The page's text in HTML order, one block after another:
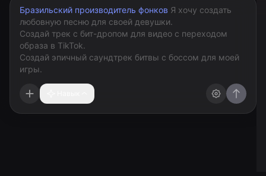
Бразильский производитель фонков